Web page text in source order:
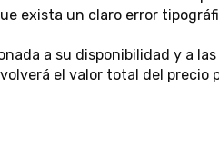
exista un claro error
a su disponibilidad y a
el valor total del precio